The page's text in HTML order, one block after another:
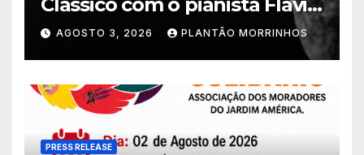
Varani nesta terça-feira
AGOSTO 3, 2026 PLANTÃO MORRINHOS
PRESS RELEASE